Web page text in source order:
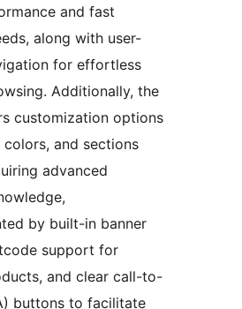
and fast
along with user-
for effortless
Additionally, the
customization options
and sections
advanced
by built-in banner
support for
and clear call-to-
buttons to facilitate